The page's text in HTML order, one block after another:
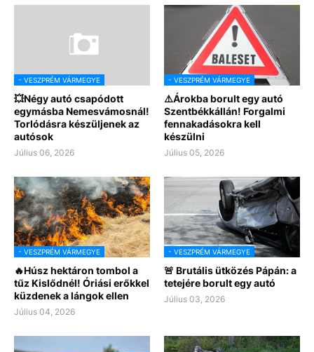
- VESZPRÉM VÁRMEGYE
💥Négy autó csapódott
egymásba Nemesvámosnál!
Torlódásra készüljenek az
autósok
Július 06, 2026
- VESZPRÉM VÁRMEGYE
⚠️Árokba borult egy autó
Szentbékkállán! Forgalmi
fennakadásokra kell
készülni
Július 05, 2026
- VESZPRÉM VÁRMEGYE
🔥Húsz hektáron tombol a
tűz Kislődnél! Óriási erőkkel
küzdenek a lángok ellen
Július 04, 2026
- VESZPRÉM VÁRMEGYE
🚨 Brutális ütközés Pápán: a
tetejére borult egy autó
Július 03, 2026